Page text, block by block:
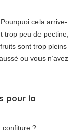
cela arrive-
trop peu de pectine,
sont trop pleins
ou vous n’avez
pour la